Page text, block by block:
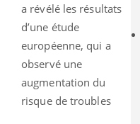
a révélé les résultats
d’une étude
européenne, qui a
observé une
augmentation du
risque de troubles